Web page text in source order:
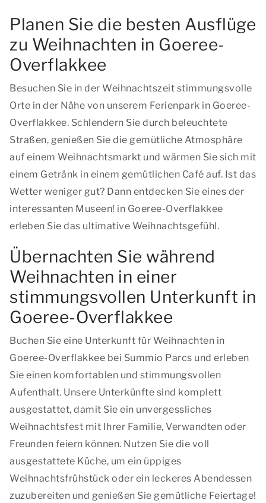
Planen Sie die besten Ausflüge
zu Weihnachten in Goeree-
Overflakkee
Besuchen Sie in der Weihnachtszeit stimmungsvolle
Orte in der Nähe von unserem Ferienpark in Goeree-
Overflakkee. Schlendern Sie durch beleuchtete
Straßen, genießen Sie die gemütliche Atmosphäre
auf einem Weihnachtsmarkt und wärmen Sie sich mit
einem Getränk in einem gemütlichen Café auf. Ist das
Wetter weniger gut? Dann entdecken Sie eines der
interessanten Museen! in Goeree-Overflakkee
erleben Sie das ultimative Weihnachtsgefühl.
Übernachten Sie während
Weihnachten in einer
stimmungsvollen Unterkunft in
Goeree-Overflakkee
Buchen Sie eine Unterkunft für Weihnachten in
Goeree-Overflakkee bei Summio Parcs und erleben
Sie einen komfortablen und stimmungsvollen
Aufenthalt. Unsere Unterkünfte sind komplett
ausgestattet, damit Sie ein unvergessliches
Weihnachtsfest mit Ihrer Familie, Verwandten oder
Freunden feiern können. Nutzen Sie die voll
ausgestattete Küche, um ein üppiges
Weihnachtsfrühstück oder ein leckeres Abendessen
zuzubereiten und genießen Sie gemütliche Feiertage!